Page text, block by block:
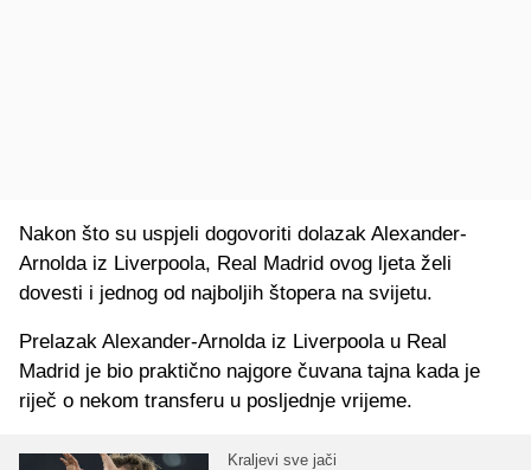
Nakon što su uspjeli dogovoriti dolazak Alexander-
Arnolda iz Liverpoola, Real Madrid ovog ljeta želi
dovesti i jednog od najboljih štopera na svijetu.
Prelazak Alexander-Arnolda iz Liverpoola u Real
Madrid je bio praktično najgore čuvana tajna kada je
riječ o nekom transferu u posljednje vrijeme.
Kraljevi sve jači